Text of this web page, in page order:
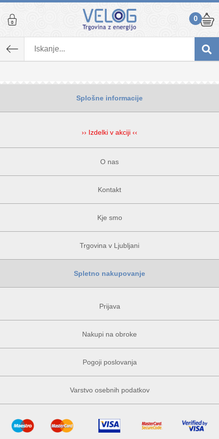
0
Splošne informacije
›› Izdelki v akciji ‹‹
O nas
Kontakt
Kje smo
Trgovina v Ljubljani
Spletno nakupovanje
Prijava
Nakupi na obroke
Pogoji poslovanja
Varstvo osebnih podatkov